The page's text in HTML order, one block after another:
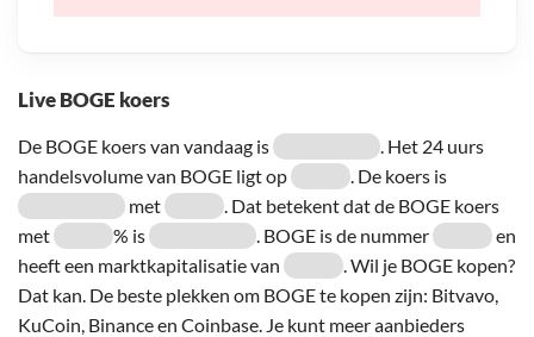
Live BOGE koers
De BOGE koers van vandaag is
. Het 24 uurs
handelsvolume van BOGE ligt op
. De koers is
met
. Dat betekent dat de BOGE koers
met
% is . BOGE is de nummer
en
heeft een marktkapitalisatie van
. Wil je BOGE kopen?
Dat kan. De beste plekken om BOGE te kopen zijn: Bitvavo,
KuCoin, Binance en Coinbase. Je kunt meer aanbieders